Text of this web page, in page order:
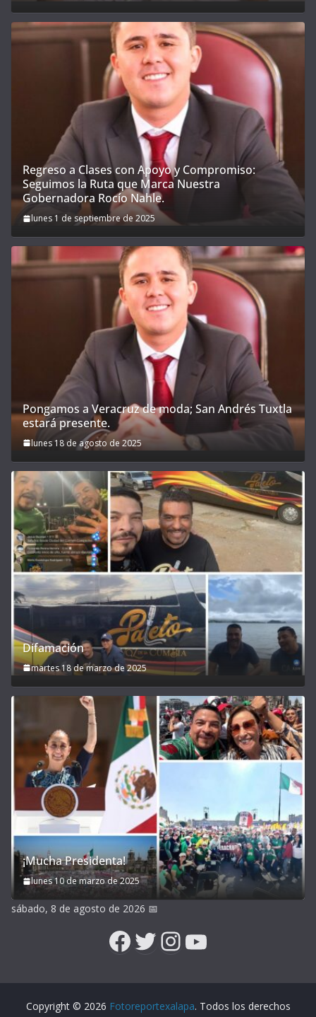
Regreso a Clases con Apoyo y Compromiso:
Seguimos la Ruta que Marca Nuestra
Gobernadora Rocío Nahle.
lunes 1 de septiembre de 2025
Pongamos a Veracruz de moda; San Andrés Tuxtla
estará presente.
lunes 18 de agosto de 2025
Difamación
martes 18 de marzo de 2025
¡Mucha Presidenta!
lunes 10 de marzo de 2025
sábado, 8 de agosto de 2026 📅
Facebook
Twitter
Instagram
YouTube
Copyright © 2026 Fotoreportexalapa. Todos los derechos